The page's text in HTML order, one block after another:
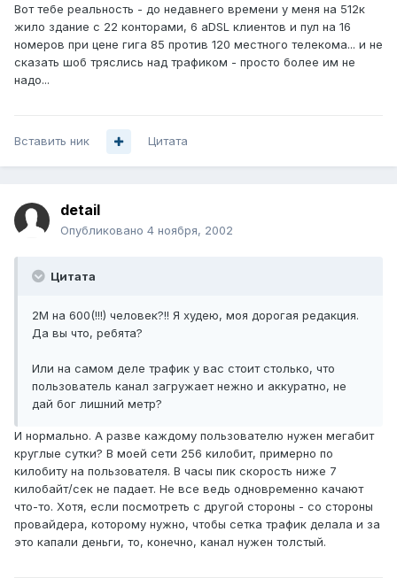
Вот тебе реальность - до недавнего времени у меня на 512к
жило здание с 22 конторами, 6 aDSL клиентов и пул на 16
номеров при цене гига 85 против 120 местного телекома... и не
сказать шоб тряслись над трафиком - просто более им не
надо...
Вставить ник Цитата
detail
Опубликовано 4 ноября, 2002
Цитата
2М на 600(!!!) человек?!! Я худею, моя дорогая редакция.
Да вы что, ребята?
Или на самом деле трафик у вас стоит столько, что
пользователь канал загружает нежно и аккуратно, не
дай бог лишний метр?
И нормально. А разве каждому пользователю нужен мегабит
круглые сутки? В моей сети 256 килобит, примерно по
килобиту на пользователя. В часы пик скорость ниже 7
килобайт/сек не падает. Не все ведь одновременно качают
что-то. Хотя, если посмотреть с другой стороны - со стороны
провайдера, которому нужно, чтобы сетка трафик делала и за
это капали деньги, то, конечно, канал нужен толстый.